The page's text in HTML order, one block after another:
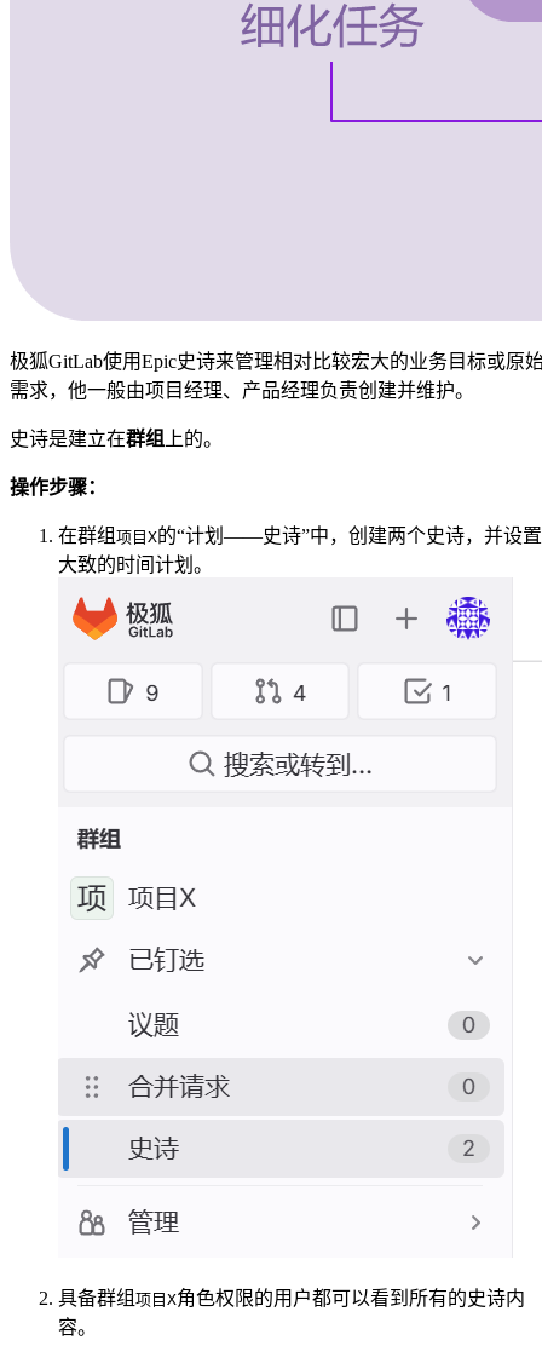
极狐GitLab使用Epic史诗来管理相对比较宏大的业务目标或原
需求，他一般由项目经理、产品经理负责创建并维护。
史诗是建立在群组上的。
操作步骤：
在群组 项目X的“计划——史诗”中，创建两个史诗，并设置
大致的时间计划。
具备群组 项目X角色权限的用户都可以看到所有的史诗内
容。